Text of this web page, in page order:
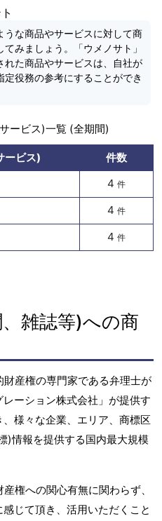
うな商品やサービスに対して商
みましょう。「ウメノサト」
れた商品やサービスは、自社が
役務の参考にすることができ
ービス)一覧 (全期間)
ービス)
件数
4 件
4 件
4 件
雑誌等)への商
財産権の専門家である弁理士が
ーション株式会社」が提供す
様々な企業、エリア、商標区
)情報を提供する国内最大規模
権への関心有無に関わらず、
じて頂き、活用いただくこと